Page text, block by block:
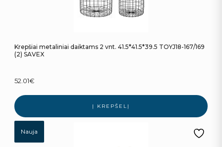
Krepšiai metaliniai daiktams 2 vnt. 41.5*41.5*39.5 TOYJ18-167/169
(2) SAVEX
52.01€
Į KREPŠELĮ
Nauja